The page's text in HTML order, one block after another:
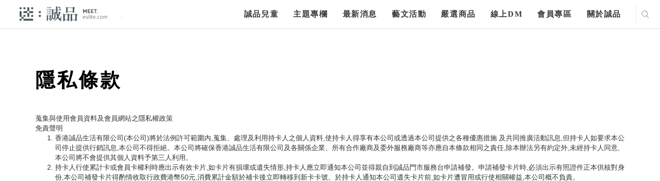
誠品兒童 主題專欄 最新消息 藝文活動 嚴選商品 線上DM 會員專區 關於誠品
隱私條款
蒐集與使用會員資料及會員網站之隱私權政策
免責聲明
香港誠品生活有限公司(本公司)將於法例許可範圍內,蒐集、處理及利用持卡人之個人資料,使持卡人得享有本公司或透過本公司提供之各種優惠措施 及共同推廣活動訊息,但持卡人如要求本公
司停止提供行銷訊息,本公司不得拒絕。本公司將確保香港誠品生活有限公司及各關係企業、所有合作廠商及委外服務廠商等亦應自本條款相同之責任,除本辦法另有約定外,未經持卡人同意,
本公司將不會提供其個人資料予第三人利用。
持卡人行使累計卡或會員卡權利時應出示有效卡片,如卡片有損壞或遺失情形,持卡人應立即通知本公司並得親自到誠品門市服務台申請補發。申請補發卡片時,必須出示有照證件正本供核對身
份,本公司補發卡片得酌情收取行政費港幣50元,消費累計金額於補卡後立即轉移到新卡卡號。於持卡人通知本公司遺失卡片前,如卡片遭冒用或行使相關權益,本公司概不負責。